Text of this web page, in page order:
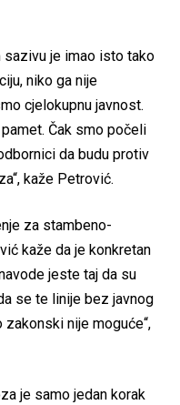
sazivu je imao isto tako
niko ga nije
cjelokupnu javnost.
Čak smo počeli
da budu protiv
kaže Petrović.
za stambeno-
kaže da je konkretan
jeste taj da su
se te linije bez javnog
nije moguće“,
je samo jedan korak